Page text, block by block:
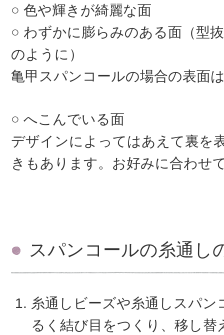
色や輝きが綺麗な面
わずかに膨らみのある面（型
のように）
亀甲スパンコールの場合の表面
へこんでいる面
デザインによってはあえて裏を
きもあります。お好みに合わせ
スパンコールの糸通し
糸通しビーズや糸通しスパン
るく結び目をつくり、移し替